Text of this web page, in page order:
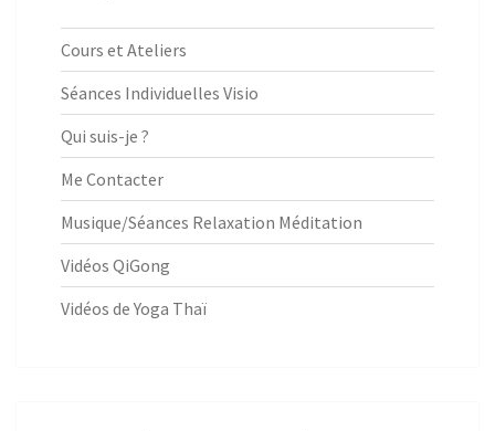
Cours et Ateliers
Séances Individuelles Visio
Qui suis-je ?
Me Contacter
Musique/Séances Relaxation Méditation
Vidéos QiGong
Vidéos de Yoga Thaï